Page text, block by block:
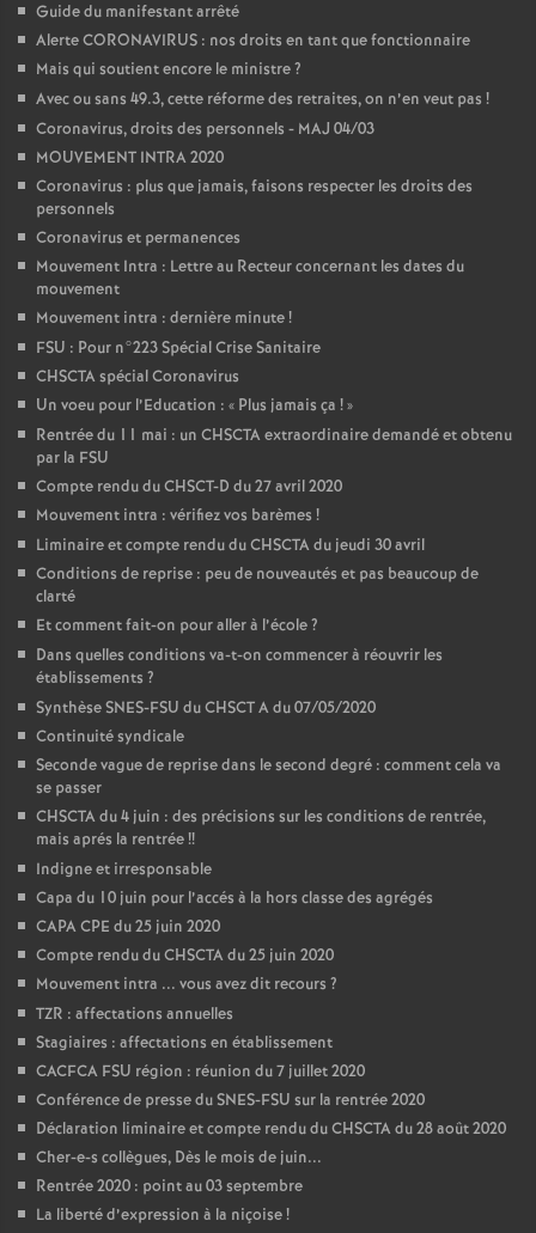
Guide du manifestant arrêté
Alerte CORONAVIRUS : nos droits en tant que fonctionnaire
Mais qui soutient encore le ministre?
Avec ou sans 49.3, cette réforme des retraites, on n’en veut pas !
Coronavirus, droits des personnels - MAJ 04/03
MOUVEMENT INTRA 2020
Coronavirus : plus que jamais, faisons respecter les droits des
personnels
Coronavirus et permanences
Mouvement Intra : Lettre au Recteur concernant les dates du
mouvement
Mouvement intra : dernière minute!
FSU : Pour n°223 Spécial Crise Sanitaire
CHSCTA spécial Coronavirus
Un voeu pour l’Education : « Plus jamais ça !»
Rentrée du 11 mai : un CHSCTA extraordinaire demandé et obtenu
par la FSU
Compte rendu du CHSCT-D du 27 avril 2020
Mouvement intra : vérifiez vos barèmes !
Liminaire et compte rendu du CHSCTA du jeudi 30 avril
Conditions de reprise : peu de nouveautés et pas beaucoup de
clarté
Et comment fait-on pour aller à l’école?
Dans quelles conditions va-t-on commencer à réouvrir les
établissements ?
Synthèse SNES-FSU du CHSCT A du 07/05/2020
Continuité syndicale
Seconde vague de reprise dans le second degré : comment cela va
se passer
CHSCTA du 4 juin : des précisions sur les conditions de rentrée,
mais aprés la rentrée!!
Indigne et irresponsable
Capa du 10 juin pour l’accés à la hors classe des agrégés
CAPA CPE du 25 juin 2020
Compte rendu du CHSCTA du 25 juin 2020
Mouvement intra ... vous avez dit recours ?
TZR : affectations annuelles
Stagiaires : affectations en établissement
CACFCA FSU région : réunion du 7 juillet 2020
Conférence de presse du SNES-FSU sur la rentrée 2020
Déclaration liminaire et compte rendu du CHSCTA du 28 août 2020
Cher-e-s collègues, Dès le mois de juin...
Rentrée 2020 : point au 03 septembre
La liberté d’expression à la niçoise!